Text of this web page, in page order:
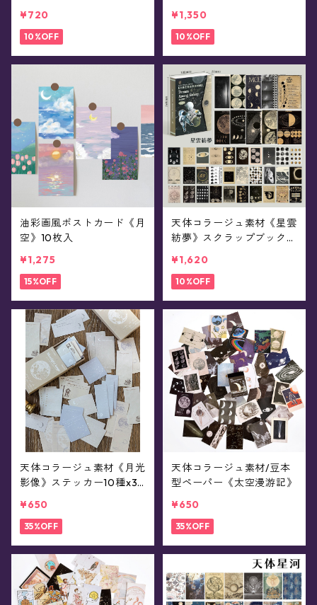
¥720
10%OFF
¥1,350
10%OFF
油彩画風ポストカード《月
空》10枚入
¥1,275
15%OFF
天体コラージュ素材《星雲
紡夢》スクラップブックペ
¥1,620
10%OFF
天体コラージュ素材《月光
影像》ステッカー10種x3
¥650
35%OFF
天体コラージュ素材/豆本
型ペーパー《太空漫游記》
¥650
35%OFF